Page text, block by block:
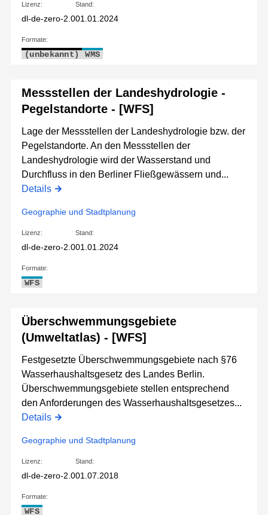
Lizenz:
dl-de-zero-2.0
Stand:
01.01.2024
Formate:
(unbekannt) WMS
Messstellen der Landeshydrologie -
Pegelstandorte - [WFS]
Lage der Messstellen der Landeshydrologie bzw. der
Pegelstandorte. An den Messstellen der
Landeshydrologie wird der Wasserstand und
Durchfluss in den Berliner Fließgewässern und...
Details
Geographie und Stadtplanung
Lizenz:
dl-de-zero-2.0
Stand:
01.01.2024
Formate:
WFS
Überschwemmungsgebiete
(Umweltatlas) - [WFS]
Festgesetzte Überschwemmungsgebiete nach §76
Wasserhaushaltsgesetz des Landes Berlin.
Überschwemmungsgebiete stellen entsprechend
den Anforderungen des Wasserhaushaltsgesetzes...
Details
Geographie und Stadtplanung
Lizenz:
dl-de-zero-2.0
Stand:
01.07.2018
Formate:
WFS